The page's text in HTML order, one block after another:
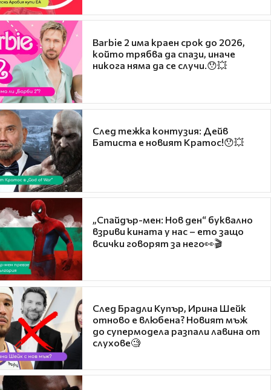
Barbie 2 има краен срок до 2026,
който трябва да спази, иначе
никога няма да се случи.😯💥
След тежка контузия: Дейв
Батиста е новият Кратос!😯💥
„Спайдър-мен: Нов ден“ буквално
взриви кината у нас – ето защо
всички говорят за него👀🎬
След Брадли Купър, Ирина Шейк
отново е влюбена? Новият мъж
до супермодела разпали лавина от
слухове🧐